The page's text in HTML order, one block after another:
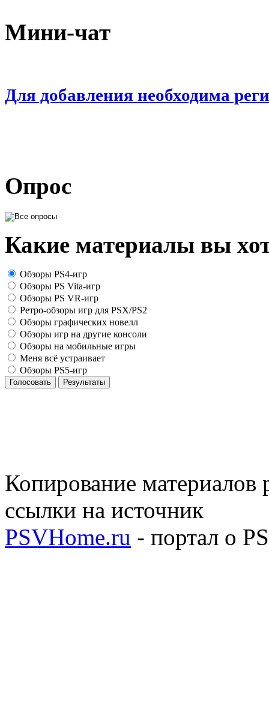
Мини-чат
Для добавления необходима
Опрос
Какие материалы вы
Обзоры PS4-игр
Обзоры PS Vita-игр
Обзоры PS VR-игр
Ретро-обзоры игр для PSX/PS2
Обзоры графических новелл
Обзоры игр на другие консоли
Обзоры на мобильные игры
Меня всё устраивает
Обзоры PS5-игр
Голосовать Результаты
Копирование материалов
ссылки на источник
PSVHome.ru - портал о